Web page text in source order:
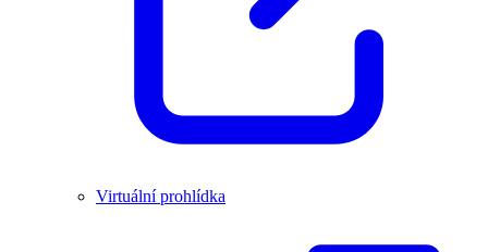
Virtuální prohlídka